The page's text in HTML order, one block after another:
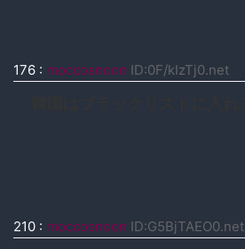
176 : moccosnoon ID:0F/kIzTj0.net
210 : moccosnoon ID:G5BjTAEO0.net